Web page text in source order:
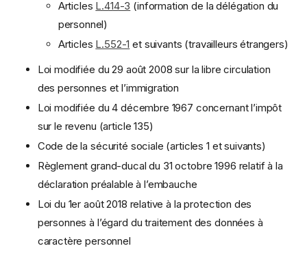
Articles L.414-3 (information de la délégation du
personnel)
Articles L.552-1 et suivants (travailleurs étrangers)
Loi modifiée du 29 août 2008 sur la libre circulation
des personnes et l’immigration
Loi modifiée du 4 décembre 1967 concernant l’impôt
sur le revenu (article 135)
Code de la sécurité sociale (articles 1 et suivants)
Règlement grand-ducal du 31 octobre 1996 relatif à la
déclaration préalable à l’embauche
Loi du 1er août 2018 relative à la protection des
personnes à l’égard du traitement des données à
caractère personnel